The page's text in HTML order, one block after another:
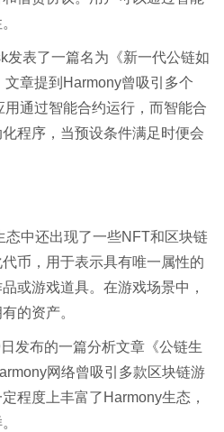
发表了一篇名为《新一代公链如
章提到Harmony曾吸引多个
通过智能合约运行，而智能合
程序，当预设条件满足时便会
态中还出现了一些NFT和区块链
币，用于表示具有唯一属性的
或游戏道具。在游戏场景中，
的资产。
发布的一篇分析文章《公链生
网络曾吸引多款区块链游
程度上丰富了Harmony生态，